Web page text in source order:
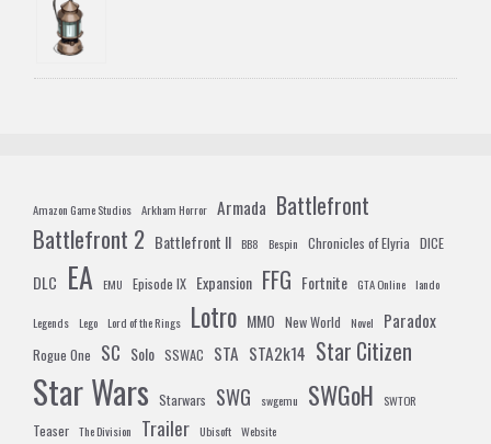
Amazon Game Studios Arkham Horror Armada Battlefront
Battlefront 2 Battlefront II BB8 Bespin Chronicles of Elyria DICE
DLC EA EMU Episode IX Expansion FFG Fortnite GTA Online lando
Legends Lego Lord of the Rings Lotro MMO New World Novel Paradox
Rogue One SC Solo SSWAC STA STA2k14 Star Citizen
Star Wars Starwars SWG swgemu SWGoH SWTOR
Teaser The Division Trailer Ubisoft Website